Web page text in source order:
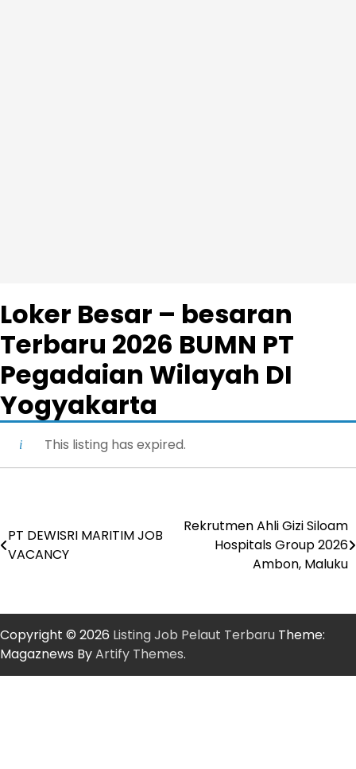
Loker Besar – besaran
Terbaru 2026 BUMN PT
Pegadaian Wilayah DI
Yogyakarta
This listing has expired.
Post
navigation
PT DEWISRI MARITIM JOB
VACANCY
Rekrutmen Ahli Gizi Siloam
Hospitals Group 2026
Ambon, Maluku
Copyright © 2026 Listing Job Pelaut Terbaru Theme:
Magaznews ByArtify Themes.